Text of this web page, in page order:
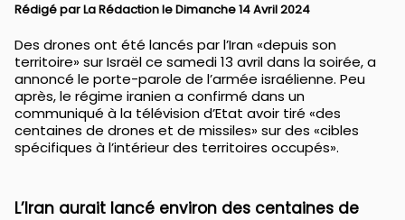
Rédigé par La Rédaction le Dimanche 14 Avril 2024
Des drones ont été lancés par l’Iran «depuis son
territoire» sur Israël ce samedi 13 avril dans la soirée, a
annoncé le porte-parole de l’armée israélienne. Peu
après, le régime iranien a confirmé dans un
communiqué à la télévision d’Etat avoir tiré «des
centaines de drones et de missiles» sur des «cibles
spécifiques à l’intérieur des territoires occupés».
L’Iran aurait lancé environ des centaines de